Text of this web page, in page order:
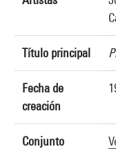
Título principal
Fecha de
creación
Conjunto